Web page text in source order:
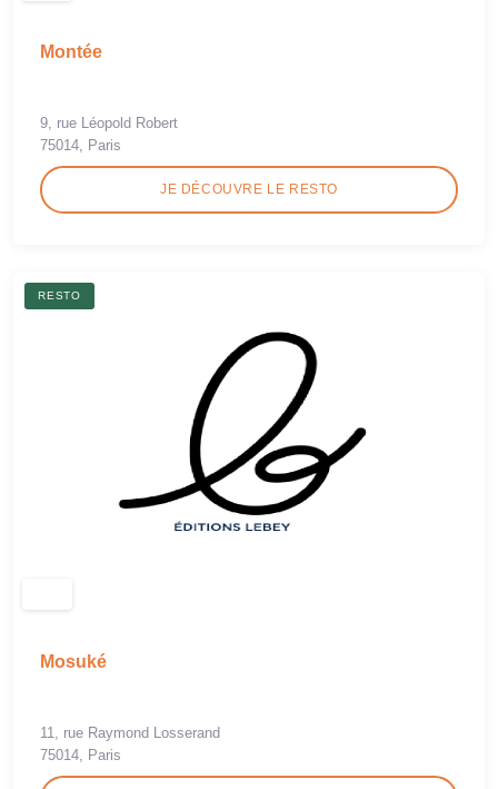
Montée
9, rue Léopold Robert
75014, Paris
JE DÉCOUVRE LE RESTO
RESTO
Mosuké
11, rue Raymond Losserand
75014, Paris